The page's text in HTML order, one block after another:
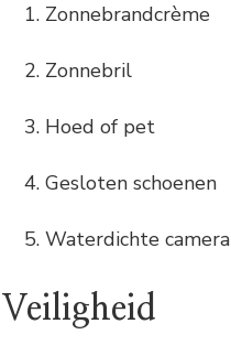
Zonnebrandcrème
Zonnebril
Hoed of pet
Gesloten schoenen
Waterdichte
Veiligheid